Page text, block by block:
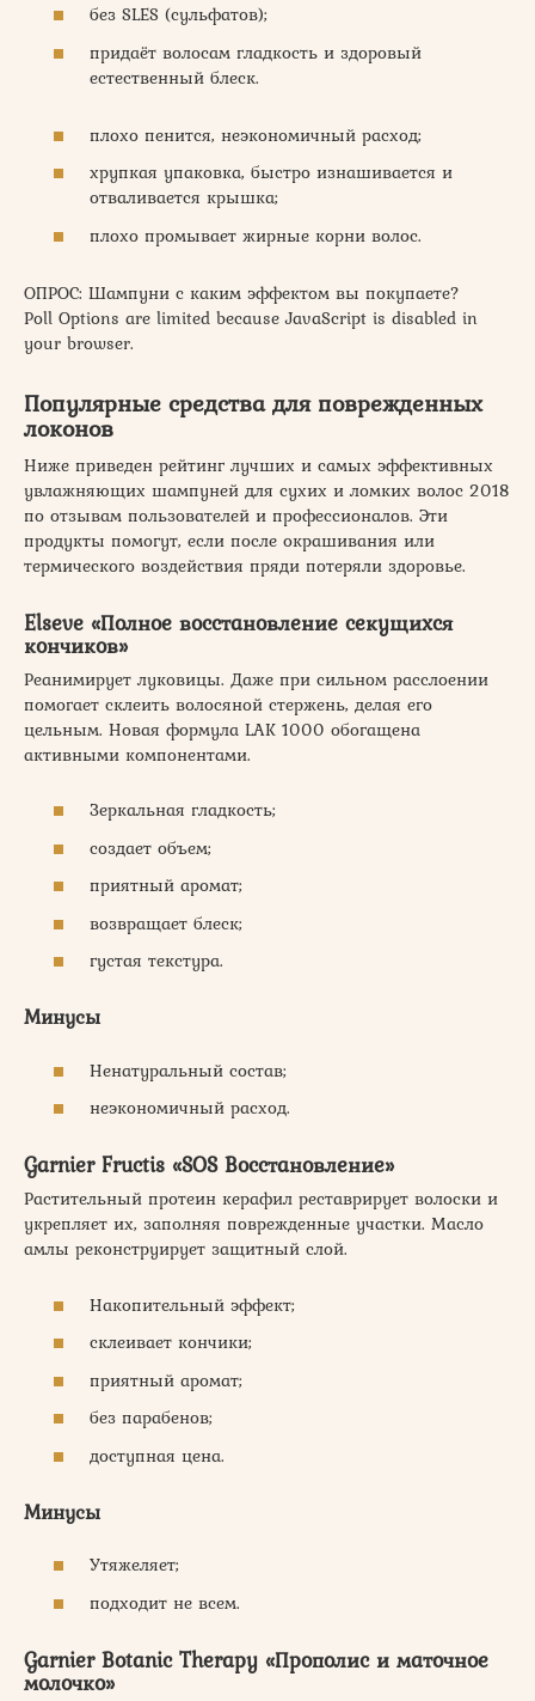
без SLES (сульфатов);
придаёт волосам гладкость и здоровый
естественный блеск.
плохо пенится, неэкономичный расход;
хрупкая упаковка, быстро изнашивается и
отваливается крышка;
плохо промывает жирные корни волос.
ОПРОС: Шампуни с каким эффектом вы покупаете?
Poll Options are limited because JavaScript is disabled in
your browser.
Популярные средства для поврежденных
локонов
Ниже приведен рейтинг лучших и самых эффективных
увлажняющих шампуней для сухих и ломких волос 2018
по отзывам пользователей и профессионалов. Эти
продукты помогут, если после окрашивания или
термического воздействия пряди потеряли здоровье.
Elseve «Полное восстановление секущихся
кончиков»
Реанимирует луковицы. Даже при сильном расслоении
помогает склеить волосяной стержень, делая его
цельным. Новая формула LAK 1000 обогащена
активными компонентами.
Зеркальная гладкость;
создает объем;
приятный аромат;
возвращает блеск;
густая текстура.
Минусы
Ненатуральный состав;
неэкономичный расход.
Garnier Fructis «SOS Восстановление»
Растительный протеин керафил реставрирует волоски и
укрепляет их, заполняя поврежденные участки. Масло
амлы реконструирует защитный слой.
Накопительный эффект;
склеивает кончики;
приятный аромат;
без парабенов;
доступная цена.
Минусы
Утяжеляет;
подходит не всем.
Garnier Botanic Therapy «Прополис и маточное
молочко»